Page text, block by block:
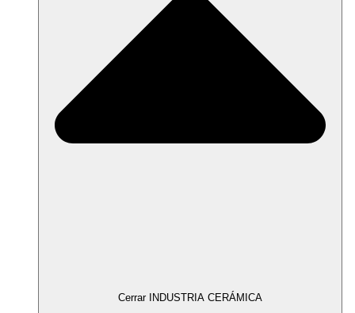
Cerrar INDUSTRIA CERÁMICA